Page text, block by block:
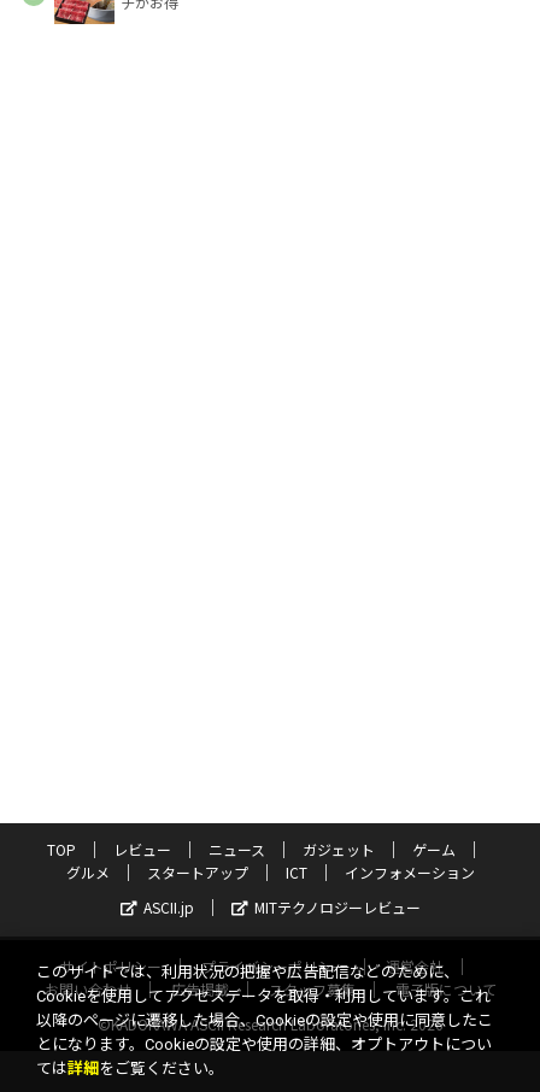
TOP レビュー ニュース ガジェット
ゲーム
グルメ
スタートアップ ICT
インフォメーション
ASCII.jp
MITテクノロジーレビュー
サイトポリシー プライバシーポリシー
運営会社
お問い合わせ
広告掲載 スタッフ募集
電子版について
©KADOKAWA ASCII Research Laboratories, Inc. 2026
このサイトでは、利用状況の把握や広告配信などのために、
Cookieを使用してアクセスデータを取得・利用しています。これ
以降のページに遷移した場合、Cookieの設定や使用に同意したこ
とになります。Cookieの設定や使用の詳細、オプトアウトについ
ては詳細 をご覧ください。